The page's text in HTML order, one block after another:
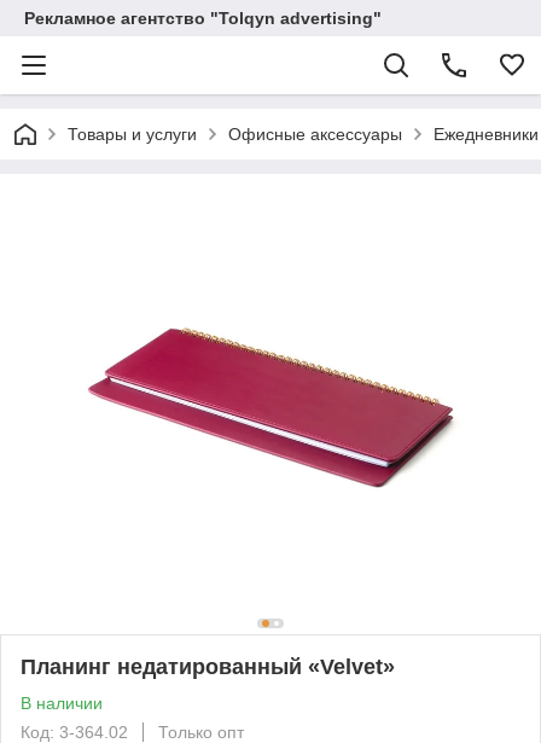
Рекламное агентство "Tolqyn advertising"
Товары и услуги Офисные аксессуары Ежедневники
Планинг недатированный «Velvet»
В наличии
Код: 3-364.02
Только опт